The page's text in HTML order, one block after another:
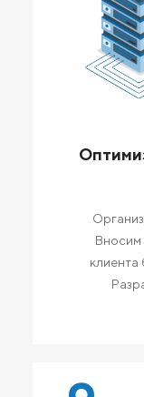
Вносим
клиента